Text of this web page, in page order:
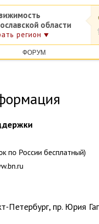
области
регион
ФОРУМ
по России бесплатный)
Петербург, пр. Юрия